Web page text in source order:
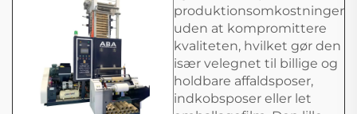
produktionsomkostninger
uden at kompromittere
kvaliteten, hvilket gør den
især velegnet til billige og
holdbare affaldsposer,
indkobsposer eller let